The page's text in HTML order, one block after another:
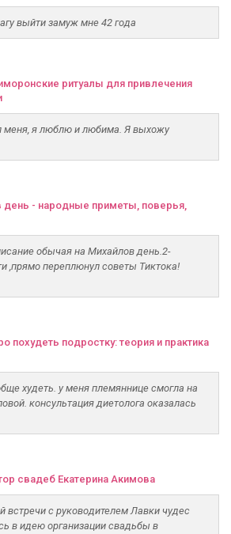
выйти замуж мне 42 года
ритуалы для привлечения
я люблю и любима. Я выхожу
день - народные приметы, поверья,
обычая на Михайлов день.2-
,прямо переплюнул советы Тиктока!
похудеть подростку: теория и практика
худеть. у меня племяннице смогла на
консультация диетолога оказалась
свадеб Екатерина Акимова
встречи с руководителем Лавки чудес
в идею организации свадьбы в